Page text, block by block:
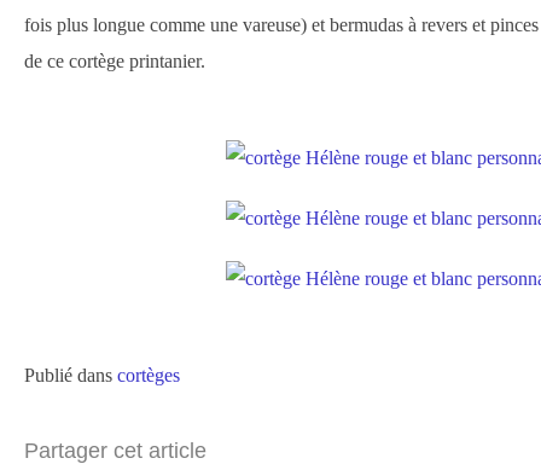
fois plus longue comme une vareuse) et bermudas à revers et
de ce cortège printanier.
Publié dans cortèges
Partager cet article